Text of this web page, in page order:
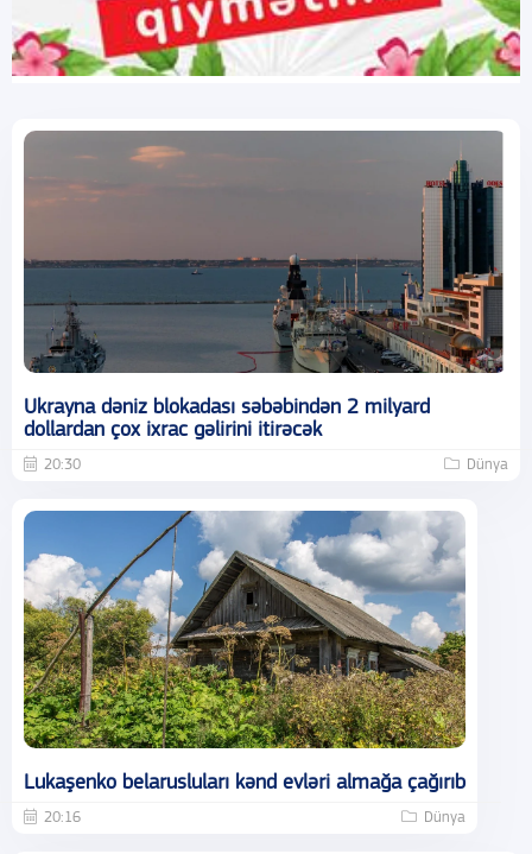
Ukrayna dəniz blokadası səbəbindən 2 milyard
dollardan çox ixrac gəlirini itirəcək
20:30 Dünya
Lukaşenko belarusluları kənd evləri almağa çağırıb
20:16 Dünya